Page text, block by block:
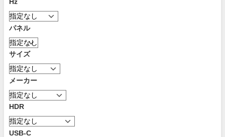
Hz
パネル
サイズ
メーカー
HDR
USB-C